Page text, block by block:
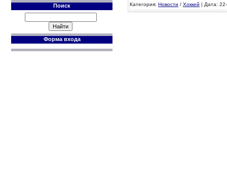
Поиск
Форма входа
Категория: Новости / Хоккей | Дата: